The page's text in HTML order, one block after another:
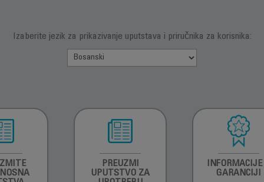
Izaberite jezik za prikazivanje uputstava i priručnika za korisnika:
PREUZMI
UPUTSTVO ZA
GARANCIJI